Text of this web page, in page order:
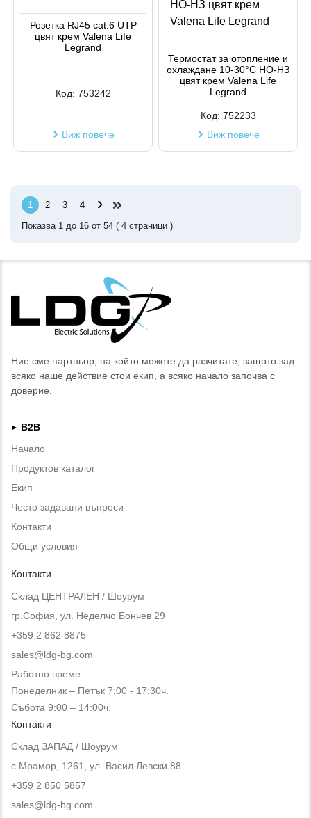
Розетка RJ45 cat.6 UTP
цвят крем Valena Life
Legrand
Код: 753242
Виж повече
Термостат за отопление и
охлаждане 10-30°C НО-НЗ
цвят крем Valena Life
Legrand
Код: 752233
Виж повече
1 2 3 4 ›
Показва 1 до 16 от 54 ( 4 страници )
Ние сме партньор, на който можете да разчитате, защото зад
всяко наше действие стои екип, а всяко начало започва с
доверие.
►
B2B
Начало
Продуктов каталог
Екип
Често задавани въпроси
Контакти
Общи условия
Контакти
Склад ЦЕНТРАЛЕН / Шоурум
гр.София, ул. Неделчо Бончев 29
+359 2 862 8875
sales@ldg-bg.com
Работно време:
Понеделник – Петък 7:00 - 17:30ч.
Събота 9:00 – 14:00ч.
Контакти
Склад ЗАПАД / Шоурум
с.Мрамор, 1261, ул. Васил Левски 88
+359 2 850 5857
sales@ldg-bg.com